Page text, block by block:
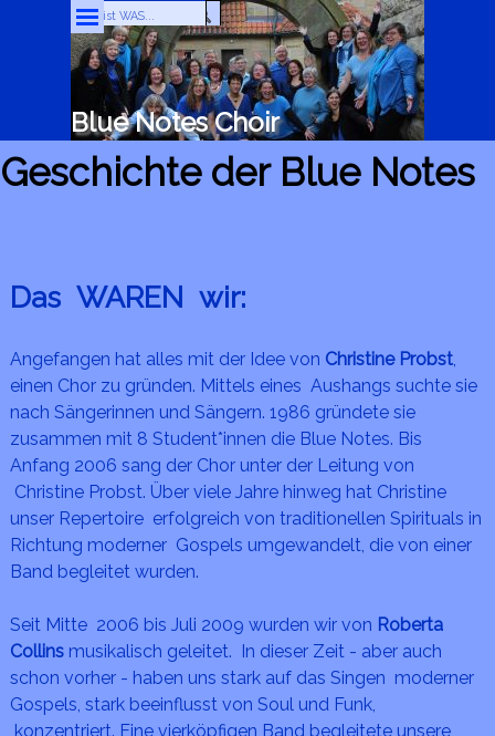
Direkt zum Seiteninhalt
Menü überspringen
Blue Notes Choir
Geschichte der Blue Notes
Das WAREN wir:
Angefangen hat alles mit der Idee von Christine Probst,
einen Chor zu gründen. Mittels eines Aushangs suchte sie
nach Sängerinnen und Sängern. 1986 gründete sie
zusammen mit 8 Student*innen die Blue Notes. Bis
Anfang 2006 sang der Chor unter der Leitung von
Christine Probst. Über viele Jahre hinweg hat Christine
unser Repertoire erfolgreich von traditionellen Spirituals in
Richtung moderner Gospels umgewandelt, die von einer
Band begleitet wurden.
Seit Mitte 2006 bis Juli 2009 wurden wir von Roberta
Collins musikalisch geleitet. In dieser Zeit - aber auch
schon vorher - haben uns stark auf das Singen moderner
Gospels, stark beeinflusst von Soul und Funk,
konzentriert. Eine vierköpfigen Band begleitete unsere